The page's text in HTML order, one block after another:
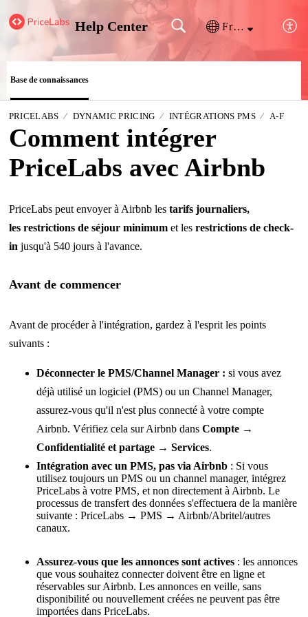
Help Center Français (France)
Base de connaissances
PRICELABS DYNAMIC PRICING INTÉGRATIONS PMS A-F
Comment intégrer
PriceLabs avec Airbnb
PriceLabs peut envoyer à Airbnb les tarifs journaliers,
les restrictionsde séjour minimumet les restrictions de check-
in jusqu'à 540 jours à l'avance.
Avant de commencer
Avant de procéder à l'intégration, gardez à l'esprit les points
suivants :
Déconnecter le PMS/Channel Manager : si vous avez
déjà utilisé un logiciel (PMS) ou un Channel Manager,
assurez-vous qu'il n'est plus connecté à votre compte
Airbnb. Vérifiez cela sur Airbnb dans Compte →
Confidentialité et partage → Services.
Intégration avec un PMS, pas via Airbnb: Si vous
utilisez toujours un PMS ou un channel manager, intégrez
PriceLabs à votre PMS, et non directement à Airbnb. Le
processus de transfert des données s'effectuera de la manière
suivante : PriceLabs → PMS → Airbnb/Abritel/autres
canaux.
Assurez-vous que les annonces sont actives: les annonces
que vous souhaitez connecter doivent être en ligne et
réservables sur Airbnb. Les annonces en veille, sans
disponibilité ou nouvellement créées ne peuvent pas être
importées dans PriceLabs.